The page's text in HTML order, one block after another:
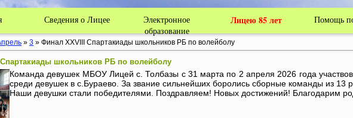
Сведения о Лицее
Электронное
образование
Лицею 85 лет Помощь
» 3 » Финал XXVIII Спартакиады школьников РБ по волейболу
школьников РБ по волейболу
Команда девушек МБОУ Лицей с. Толбазы с 31 марта по 2 апреля 2026 года
среди девушек в с.Бураево. За звание сильнейших боролись сборные команды из 13
Наши девушки стали победителями. Поздравляем! Новых достижений! Благодарим